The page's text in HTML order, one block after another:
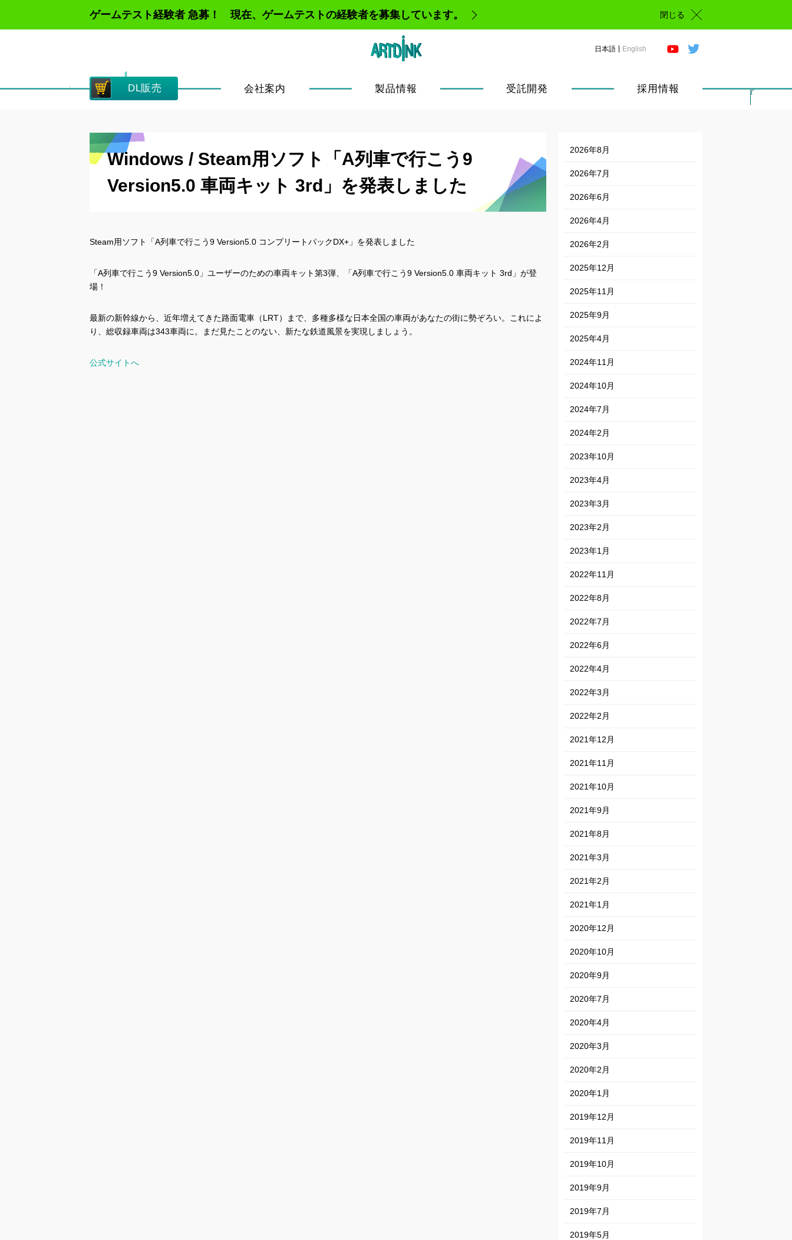
ゲームテスト経験者 急募！ 現在、ゲームテストの経験者を募集しています。 閉じる
日本語 English
DL販売 会社案内 製品情報 受託開発 採用情報
Windows / Steam用ソフト「A列車で行こう9
Version5.0 車両キット 3rd」を発表しました
Steam用ソフト「A列車で行こう9 Version5.0 コンプリートパックDX+」を発表しました
「A列車で行こう9 Version5.0」ユーザーのための車両キット第3弾、「A列車で行こう9 Version5.0 車両キット 3rd」が登
場！
最新の新幹線から、近年増えてきた路面電車（LRT）まで、多種多様な日本全国の車両があなたの街に勢ぞろい。これによ
り、総収録車両は343車両に。まだ見たことのない、新たな鉄道風景を実現しましょう。
公式サイトへ
2026年8月
2026年7月
2026年6月
2026年4月
2026年2月
2025年12月
2025年11月
2025年9月
2025年4月
2024年11月
2024年10月
2024年7月
2024年2月
2023年10月
2023年4月
2023年3月
2023年2月
2023年1月
2022年11月
2022年8月
2022年7月
2022年6月
2022年4月
2022年3月
2022年2月
2021年12月
2021年11月
2021年10月
2021年9月
2021年8月
2021年3月
2021年2月
2021年1月
2020年12月
2020年10月
2020年9月
2020年7月
2020年4月
2020年3月
2020年2月
2020年1月
2019年12月
2019年11月
2019年10月
2019年9月
2019年7月
2019年5月